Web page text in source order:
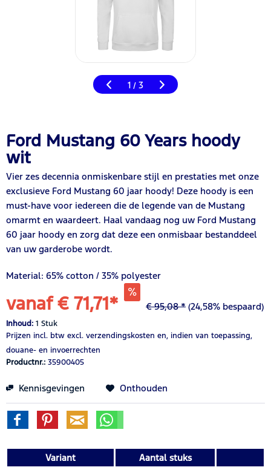
1 / 3
Ford Mustang 60 Years hoody
wit
Vier zes decennia onmiskenbare stijl en prestaties met onze
exclusieve Ford Mustang 60 jaar hoody! Deze hoody is een
must-have voor iedereen die de legende van de Mustang
omarmt en waardeert. Haal vandaag nog uw Ford Mustang
60 jaar hoody en zorg dat deze een onmisbaar bestanddeel
van uw garderobe wordt.
Material: 65% cotton / 35% polyester
vanaf € 71,71* € 95,08 * (24,58% bespaard)
Inhoud: 1 Stuk
Prijzen incl. btw excl. verzendingskosten en, indien van toepassing,
douane- en invoerrechten
Productnr.: 35900405
Kennisgevingen Onthouden
Variant
Aantal stuks